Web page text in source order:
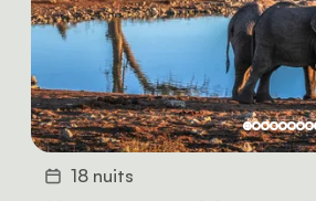
18 nuits